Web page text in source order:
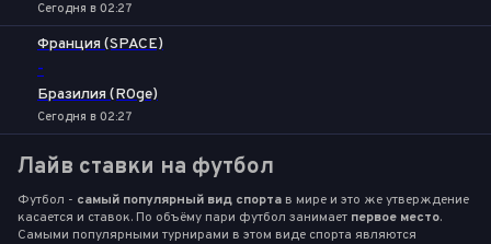
Сегодня в 02:27
Франция (SPACE)
-
Бразилия (R0ge)
Сегодня в 02:27
Лайв ставки на футбол
Футбол - самый популярный вид спорта в мире и это же утверждение
касается и ставок. По объёму пари футбол занимает первое место.
Самыми популярными турнирами в этом виде спорта являются